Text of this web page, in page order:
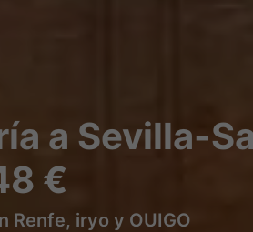
a Sevilla-
€
Renfe, iryo y OUIGO